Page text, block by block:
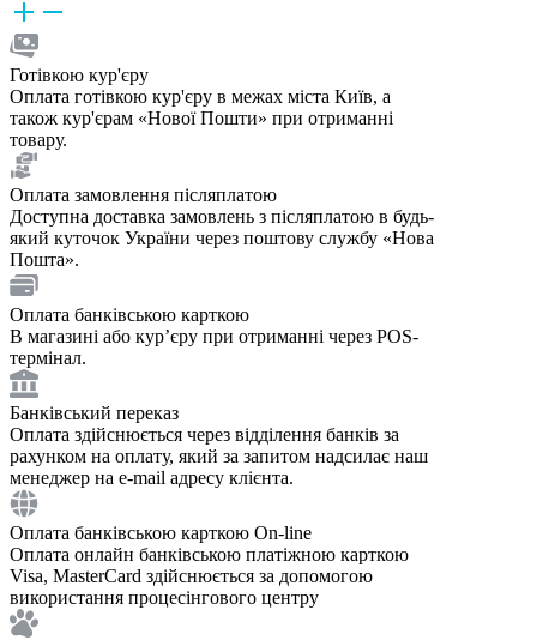
Готівкою кур'єру
Оплата готівкою кур'єру в межах міста Київ, а
також кур'єрам «Нової Пошти» при отриманні
товару.
Оплата замовлення післяплатою
Доступна доставка замовлень з післяплатою в будь-
який куточок України через поштову службу «Нова
Пошта».
Оплата банківською карткою
В магазині або курʼєру при отриманні через POS-
термінал.
Банківський переказ
Оплата здійснюється через відділення банків за
рахунком на оплату, який за запитом надсилає наш
менеджер на e-mail адресу клієнта.
Оплата банківською карткою On-line
Оплата онлайн банківською платіжною карткою
Visa, MasterCard здійснюється за допомогою
використання процесінгового центру